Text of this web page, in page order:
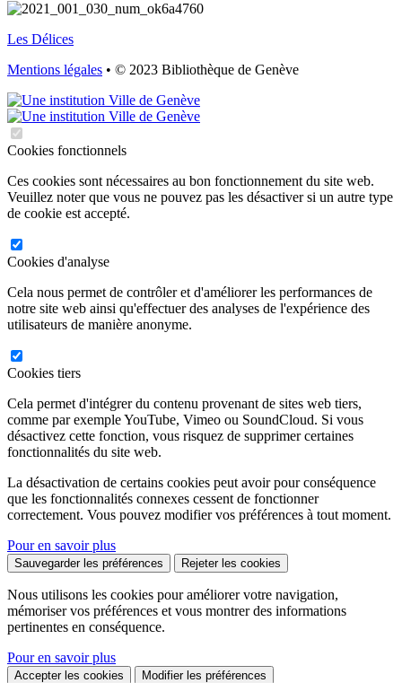
Les Délices
Mentions légales • © 2023 Bibliothèque de Genève
Cookies fonctionnels
Ces cookies sont nécessaires au bon fonctionnement du site web.
Veuillez noter que vous ne pouvez pas les désactiver si un autre type
de cookie est accepté.
Cookies d'analyse
Cela nous permet de contrôler et d'améliorer les performances de
notre site web ainsi qu'effectuer des analyses de l'expérience des
utilisateurs de manière anonyme.
Cookies tiers
Cela permet d'intégrer du contenu provenant de sites web tiers,
comme par exemple YouTube, Vimeo ou SoundCloud. Si vous
désactivez cette fonction, vous risquez de supprimer certaines
fonctionnalités du site web.
La désactivation de certains cookies peut avoir pour conséquence
que les fonctionnalités connexes cessent de fonctionner
correctement. Vous pouvez modifier vos préférences à tout moment.
Pour en savoir plus
Sauvegarder les préférences Rejeter les cookies
Nous utilisons les cookies pour améliorer votre navigation,
mémoriser vos préférences et vous montrer des informations
pertinentes en conséquence.
Pour en savoir plus
Accepter les cookies Modifier les préférences